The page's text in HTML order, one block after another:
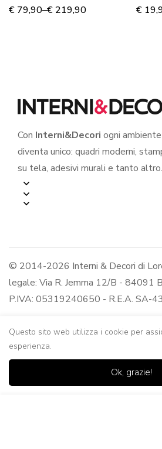
BAGNO CON
€ 79,90–€ 219,90 €
Con Interni&Decori ogni ambiente
diventa unico: quadri moderni,
su tela, adesivi murali e tanto altro.
© 2014-2026 Interni & Decori di
legale: Via R. Jemma 12/B - 84091
P.IVA: 05319240650 - R.E.A. SA-
Questo sito web utilizza i cookie per
esperienza.
Ok, grazie!
Casa Negozio
0
Lista dei